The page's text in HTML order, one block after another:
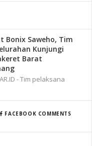
Bonix Saweho, Tim
Kunjungi
Barat
- Tim pelaksana
FACEBOOK COMMENTS